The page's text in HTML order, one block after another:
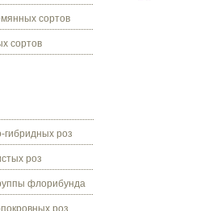
сортов
сортов
роз
роз
флорибунда
роз